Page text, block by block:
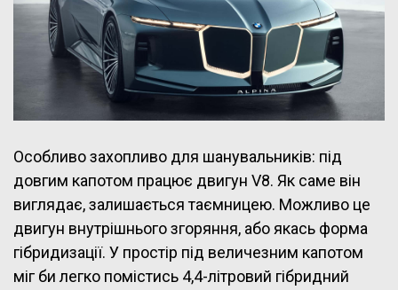
Особливо захопливо для шанувальників: під
довгим капотом працює двигун V8. Як саме він
виглядає, залишається таємницею. Можливо це
двигун внутрішнього згоряння, або якась форма
гібридизації. У простір під величезним капотом
міг би легко помістись 4,4-літровий гібридний